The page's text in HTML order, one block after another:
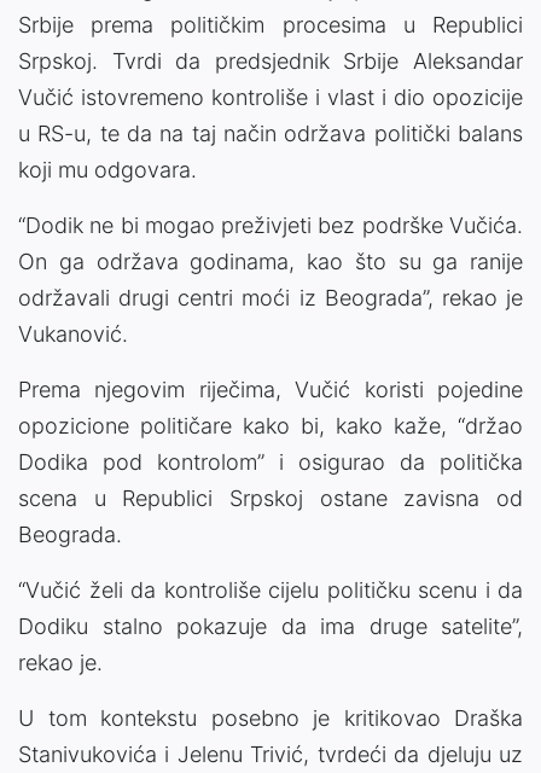
Srbije prema političkim procesima u Republici
Srpskoj. Tvrdi da predsjednik Srbije Aleksandar
Vučić istovremeno kontroliše i vlast i dio opozicije
u RS-u, te da na taj način održava politički balans
koji mu odgovara.
“Dodik ne bi mogao preživjeti bez podrške Vučića.
On ga održava godinama, kao što su ga ranije
održavali drugi centri moći iz Beograda”, rekao je
Vukanović.
Prema njegovim riječima, Vučić koristi pojedine
opozicione političare kako bi, kako kaže, “držao
Dodika pod kontrolom” i osigurao da politička
scena u Republici Srpskoj ostane zavisna od
Beograda.
“Vučić želi da kontroliše cijelu političku scenu i da
Dodiku stalno pokazuje da ima druge satelite”,
rekao je.
U tom kontekstu posebno je kritikovao Draška
Stanivukovića i Jelenu Trivić, tvrdeći da djeluju uz